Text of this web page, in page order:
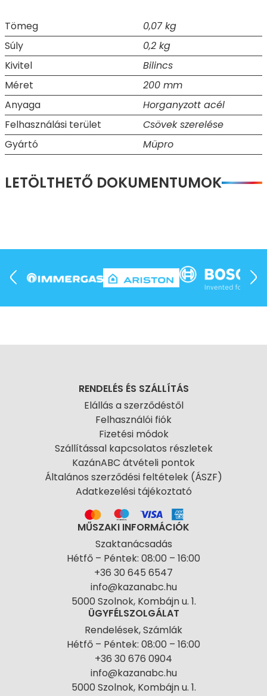
Tömeg
0,07 kg
Súly
0,2 kg
Kivitel
Bilincs
Méret
200 mm
Anyaga
Horganyzott acél
Felhasználási terület
Csövek szerelése
Gyártó
Müpro
LETÖLTHETŐ DOKUMENTUMOK
RENDELÉS ÉS SZÁLLÍTÁS
Elállás a szerződéstől
Felhasználói fiók
Fizetési módok
Szállítással kapcsolatos részletek
KazánABC átvételi pontok
Általános szerződési feltételek (ÁSZF)
Adatkezelési tájékoztató
MŰSZAKI INFORMÁCIÓK
Szaktanácsadás
Hétfő – Péntek: 08:00 – 16:00
+36 30 645 6547
info@kazanabc.hu
5000 Szolnok, Kombájn u. 1.
ÜGYFÉLSZOLGÁLAT
Rendelések, Számlák
Hétfő – Péntek: 08:00 – 16:00
+36 30 676 0904
info@kazanabc.hu
5000 Szolnok, Kombájn u. 1.